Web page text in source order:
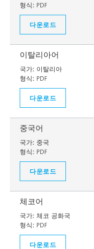
형식: PDF
다운로드
이탈리아어
국가: 이탈리아
형식: PDF
다운로드
중국어
국가: 중국
형식: PDF
다운로드
체코어
국가: 체코 공화국
형식: PDF
다운로드